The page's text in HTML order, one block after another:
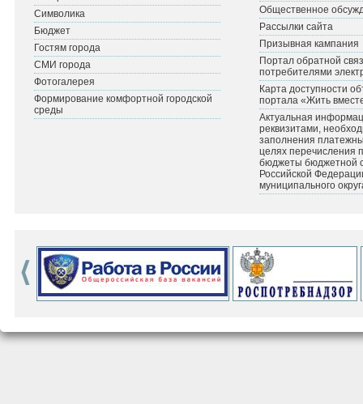
Символика
Бюджет
Гостям города
СМИ города
Фотогалерея
Формирование комфортной городской
среды
Общественное
Рассылки сайта
Призывная кампания
Портал обратной
потребителями
Карта доступности
портала «Жить
Актуальная
реквизитами,
заполнения
целях перечисления
бюджеты бюджетной
Российской
муниципального